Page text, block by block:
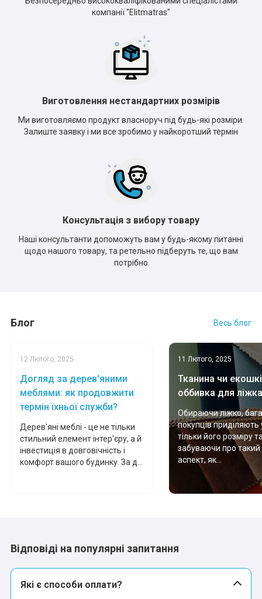
компанії "Elitmatras"
Виготовлення нестандартних розмірів
Ми виготовляємо продукт власноруч під будь-які розміри.
Залиште заявку і ми все зробимо у найкоротший термін
Консультація з вибору товару
Наші консультанти допоможуть вам у будь-якому питанні
щодо нашого товару, та ретельно підберуть те, що вам
потрібно
Блог Весь блог
12 Лютого, 2025
Догляд за дерев'яними
меблями: як продовжити
термін їхньої служби?
Дерев'яні меблі - це не тільки
стильний елемент інтер'єру, а й
інвестиція в довговічність і
комфорт вашого будинку. За д...
11 Лютого, 2025
Тканина чи
оббивка для
Обираючи ліжко,
покупців приділяють
тільки його розміру
забуваючи про
аспект, як...
Відповіді на популярні запитання
Які є способи оплати?